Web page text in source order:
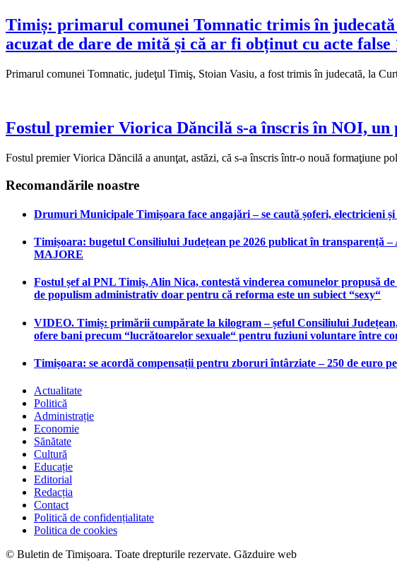
Timiș: primarul comunei Tomnatic trimis în
acuzat de dare de mită și că ar fi obținut cu acte false
Primarul comunei Tomnatic, judeţul Timiş, Stoian Vasiu, a fost trimis în judecată, la
Fostul premier Viorica Dăncilă s-a înscris în NOI,
Fostul premier Viorica Dăncilă a anunţat, astăzi, că s-a înscris într-o nouă formaţiune
Recomandările noastre
Drumuri Municipale Timișoara face angajări – se caută șoferi, electricieni
Timișoara: bugetul Consiliului Județean pe 2026 publicat în transparență
MAJORE
Fostul șef al PNL Timiș, Alin Nica, contestă vinderea comunelor propusă
de populism administrativ doar pentru că reforma este un subiect “sexy“
VIDEO. Timiș: primării cumpărate la kilogram – șeful Consiliului
ofere bani precum “lucrătoarelor sexuale“ pentru fuziuni voluntare între
Timișoara: se acordă compensații pentru zboruri întârziate – 250 de euro
Actualitate
Politică
Administrație
Economie
Sănătate
Cultură
Educație
Editorial
Redacția
Contact
Politică de confidențialitate
Politica de cookies
© Buletin de Timișoara. Toate drepturile rezervate. Găzduire web